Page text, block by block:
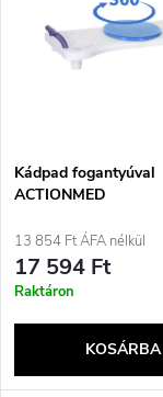
é
s
e
j
a
Kádpad fogantyúval
ACTIONMED
13 854 Ft ÁFA nélkül
17 594 Ft
Raktáron
KOSÁRBA